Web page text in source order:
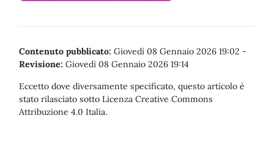
Contenuto pubblicato: Giovedì 08 Gennaio 2026 19:02 -
Revisione: Giovedì 08 Gennaio 2026 19:14
Eccetto dove diversamente specificato, questo articolo è
stato rilasciato sotto Licenza Creative Commons
Attribuzione 4.0 Italia.